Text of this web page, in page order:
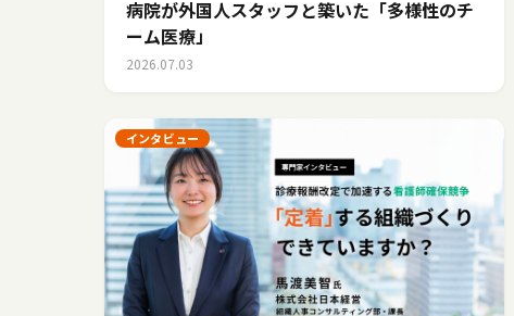
病院が外国人スタッフと築いた「多様性のチ
ーム医療」
2026.07.03
インタビュー